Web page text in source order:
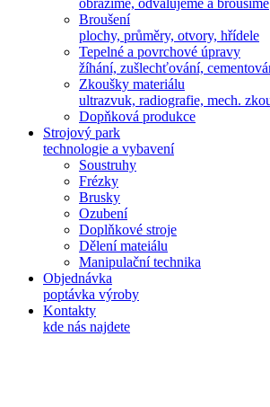
obrážíme, odvalujeme a brousíme
Broušení
plochy, průměry, otvory, hřídele
Tepelné a povrchové úpravy
žíhání, zušlechťování,
Zkoušky materiálu
ultrazvuk, radiografie, mech.
Dopňková produkce
Strojový park
technologie a vybavení
Soustruhy
Frézky
Brusky
Ozubení
Doplňkové stroje
Dělení mateiálu
Manipulační technika
Objednávka
poptávka výroby
Kontakty
kde nás najdete